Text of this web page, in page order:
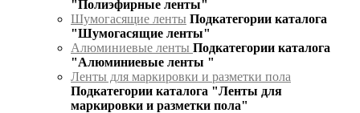
"Полиэфирные ленты"
Шумогасящие ленты Подкатегории каталога
"Шумогасящие ленты"
Алюминиевые ленты Подкатегории каталога
"Алюминиевые ленты "
Ленты для маркировки и разметки пола
Подкатегории каталога "Ленты для
маркировки и разметки пола"